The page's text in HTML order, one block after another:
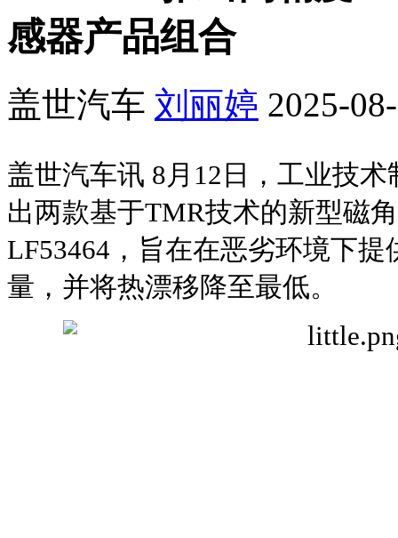
感器产品组合
盖世汽车 刘丽婷 2025-
盖世汽车讯 8月12日，工业技
出两款基于TMR技术的新型磁
LF53464，旨在在恶劣环境下提
量，并将热漂移降至最低。